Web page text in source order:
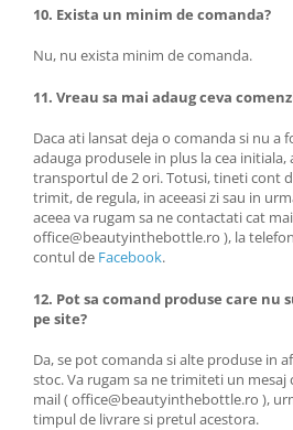
10. Exista un minim de comanda?
Nu, nu exista minim de comanda.
11. Vreau sa mai adaug ceva
Daca ati lansat deja o comanda si nu a
adauga produsele in plus la cea
transportul de 2 ori. Totusi, tineti cont
trimit, de regula, in aceeasi zi sau in
aceea va rugam sa ne contactati cat
office@beautyinthebottle.ro ), la
contul de Facebook.
12. Pot sa comand produse care nu
pe site?
Da, se pot comanda si alte produse in
stoc. Va rugam sa ne trimiteti un
mail ( office@beautyinthebottle.ro ),
timpul de livrare si pretul acestora.